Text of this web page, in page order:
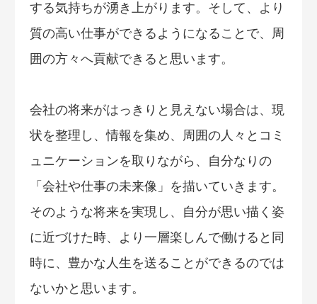
する気持ちが湧き上がります。そして、より
質の高い仕事ができるようになることで、周
囲の方々へ貢献できると思います。
会社の将来がはっきりと見えない場合は、現
状を整理し、情報を集め、周囲の人々とコミ
ュニケーションを取りながら、自分なりの
「会社や仕事の未来像」を描いていきます。
そのような将来を実現し、自分が思い描く姿
に近づけた時、より一層楽しんで働けると同
時に、豊かな人生を送ることができるのでは
ないかと思います。